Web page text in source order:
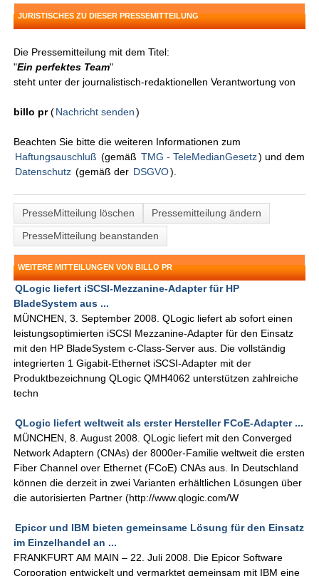
JURISTISCHES ZU DIESER PRESSEMITTEILUNG
Die Pressemitteilung mit dem Titel:
"Ein perfektes Team"
steht unter der journalistisch-redaktionellen Verantwortung von
billo pr(Nachricht senden )
Beachten Sie bitte die weiteren Informationen zum
Haftungsauschluß (gemäß TMG - TeleMedianGesetz) und dem
Datenschutz (gemäß der DSGVO).
PresseMitteilung löschen
Pressemitteilung ändern
PresseMitteilung beanstanden
WEITERE MITTEILUNGEN VON BILLO PR
QLogic liefert iSCSI-Mezzanine-Adapter für HP
BladeSystem aus ...
MÜNCHEN, 3. September 2008. QLogic liefert ab sofort einen
leistungsoptimierten iSCSI Mezzanine-Adapter für den Einsatz
mit den HP BladeSystem c-Class-Server aus. Die vollständig
integrierten 1 Gigabit-Ethernet iSCSI-Adapter mit der
Produktbezeichnung QLogic QMH4062 unterstützen zahlreiche
techn
QLogic liefert weltweit als erster Hersteller FCoE-Adapter ...
MÜNCHEN, 8. August 2008. QLogic liefert mit den Converged
Network Adaptern (CNAs) der 8000er-Familie weltweit die ersten
Fiber Channel over Ethernet (FCoE) CNAs aus. In Deutschland
können die derzeit in zwei Varianten erhältlichen Lösungen über
die autorisierten Partner (http://www.qlogic.com/W
Epicor und IBM bieten gemeinsame Lösung für den Einsatz
im Einzelhandel an ...
FRANKFURT AM MAIN – 22. Juli 2008. Die Epicor Software
Corporation entwickelt und vermarktet gemeinsam mit IBM eine